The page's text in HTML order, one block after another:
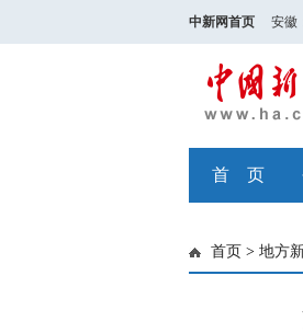
中新网首页 安徽
首 页
首页 > 地方